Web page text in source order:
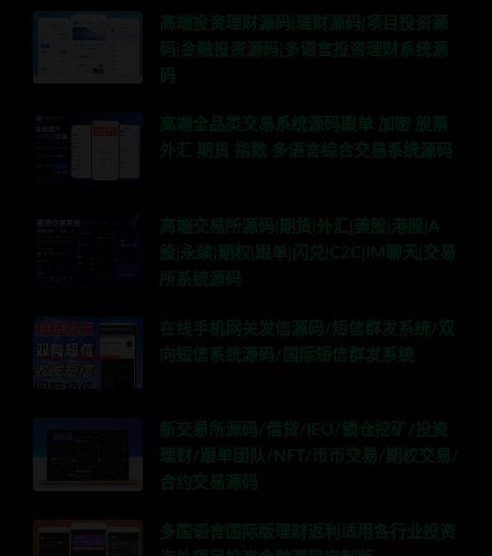
高端投资理财源码|理财源码|项目投资源
码|金融投资源码|多语言投资理财系统源
码
高端全品类交易系统源码跟单 加密 股票
外汇 期货 指数 多语言综合交易系统源码
高端交易所源码|期货|外汇|美股|港股|A
股|永续|期权|跟单|闪兑|C2C|IM聊天|交易
所系统源码
在线手机网关发信源码/短信群发系统/双
向短信系统源码/国际短信群发系统
新交易所源码/借贷/IEO/锁仓挖矿/投资
理财/跟单团队/NFT/币币交易/期权交易/
合约交易源码
多国语言国际版理财返利适用各行业投资